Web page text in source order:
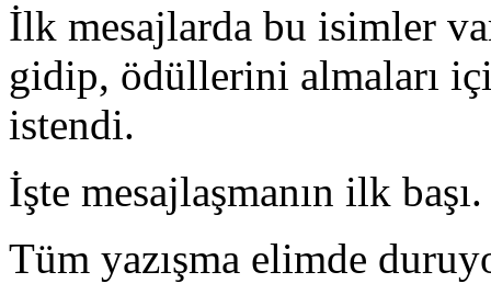
İlk mesajlarda bu isimler
gidip, ödüllerini almaları
istendi.
İşte mesajlaşmanın ilk
Tüm yazışma elimde